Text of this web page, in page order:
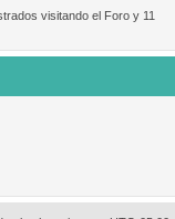
visitando el Foro y 11